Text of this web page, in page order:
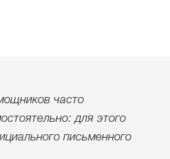
часто
для этого
письменного